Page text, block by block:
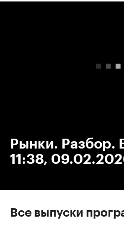
Рынки. Разбор.
11:38,
Все выпуски